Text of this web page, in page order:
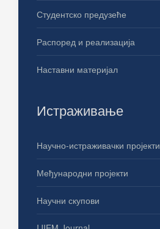
Студентско предузеће
Распоред и реализација
Наставни материјал
Истраживање
Научно-истраживачки пројекти
Међународни пројекти
Научни скупови